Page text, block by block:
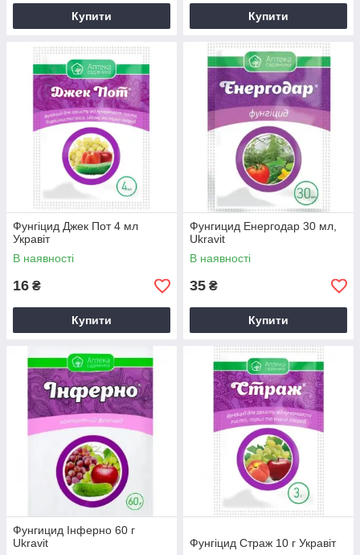
Купити Купити
Фунгіцид Джек Пот 4 мл
Укравіт
В наявності
16 ₴
Купити
Фунгицид Енергодар 30 мл,
Ukravit
В наявності
35 ₴
Купити
Фунгицид Інферно 60 г
Ukravit
Фунгіцид Страж 10 г Укравіт